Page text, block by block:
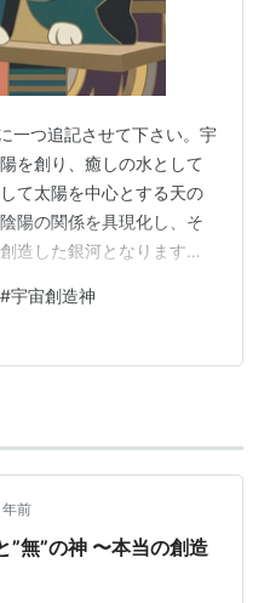
一つ追記させて下さい。宇
を創り、癒しの水として
て太陽を中心とする天の
陽の関係を具現化し、そ
造した銀河となります。
星となります。つまり内
なる月が眞名井比売命に
太陽（愛と情熱）と内な
「太陽を中心とする天
陰陽の関係を具現…
#宇宙創造神
年前
”無”の神 〜本当の創造